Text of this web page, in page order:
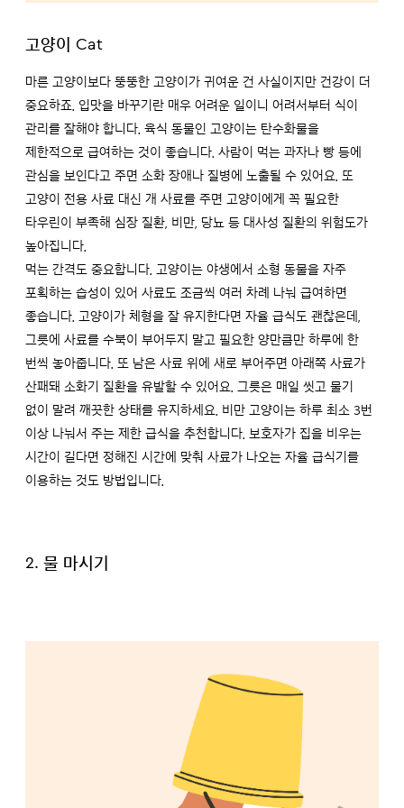
고양이 Cat
마른 고양이보다 뚱뚱한 고양이가 귀여운 건 사실이지만 건강이 더
중요하죠. 입맛을 바꾸기란 매우 어려운 일이니 어려서부터 식이
관리를 잘해야 합니다. 육식 동물인 고양이는 탄수화물을
제한적으로 급여하는 것이 좋습니다. 사람이 먹는 과자나 빵 등에
관심을 보인다고 주면 소화 장애나 질병에 노출될 수 있어요. 또
고양이 전용 사료 대신 개 사료를 주면 고양이에게 꼭 필요한
타우린이 부족해 심장 질환, 비만, 당뇨 등 대사성 질환의 위험도가
높아집니다.
먹는 간격도 중요합니다. 고양이는 야생에서 소형 동물을 자주
포획하는 습성이 있어 사료도 조금씩 여러 차례 나눠 급여하면
좋습니다. 고양이가 체형을 잘 유지한다면 자율 급식도 괜찮은데,
그릇에 사료를 수북이 부어두지 말고 필요한 양만큼만 하루에 한
번씩 놓아줍니다. 또 남은 사료 위에 새로 부어주면 아래쪽 사료가
산패돼 소화기 질환을 유발할 수 있어요. 그릇은 매일 씻고 물기
없이 말려 깨끗한 상태를 유지하세요. 비만 고양이는 하루 최소 3번
이상 나눠서 주는 제한 급식을 추천합니다. 보호자가 집을 비우는
시간이 길다면 정해진 시간에 맞춰 사료가 나오는 자율 급식기를
이용하는 것도 방법입니다.
2. 물 마시기